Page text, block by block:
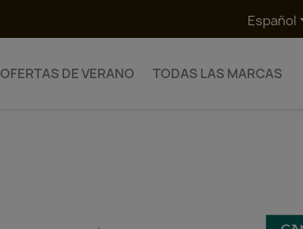
Español
OFERTAS DE VERANO TODAS LAS MARCAS